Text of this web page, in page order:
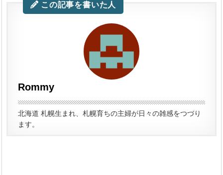
この記事を書いた人
Rommy
北海道 札幌生まれ、札幌育ちの主婦が日々の雑感をつづり
ます。